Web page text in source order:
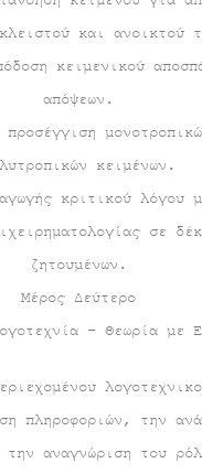
και ανοικτού
κειμενικού
απόψεων.
προσέγγιση
κειμένων.
κριτικού λόγου
σε
ζητουμένων.
Μέρος Δεύτερο
– Θεωρία με
πληροφοριών, την
την αναγνώριση του